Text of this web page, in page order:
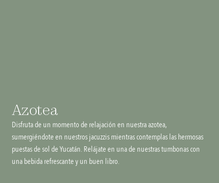
Azotea
Disfruta de un momento de relajación en nuestra azotea,
sumergiéndote en nuestros jacuzzis mientras contemplas las hermosas
puestas de sol de Yucatán. Relájate en una de nuestras tumbonas con
una bebida refrescante y un buen libro.